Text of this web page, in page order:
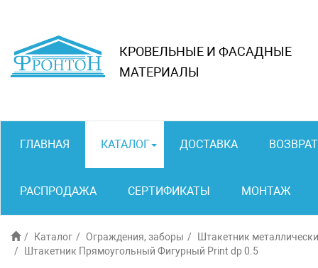
КРОВЕЛЬНЫЕ И ФАСАДНЫЕ
МАТЕРИАЛЫ
ГЛАВНАЯ КАТАЛОГ ДОСТАВКА ВОЗВРАТ
РАСПРОДАЖА СЕРТИФИКАТЫ МОНТАЖ
Каталог Ограждения, заборы
Штакетник
Штакетник Прямоугольный Фигурный Print dp 0.5